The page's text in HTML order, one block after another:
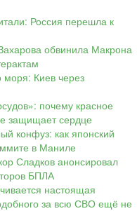
Россия перешла к
обвинила Макрона
моря: Киев через
почему красное
защищает сердце
конфуз: как японский
в Маниле
Сладков анонсировал
БПЛА
настоящая
за всю СВО ещё не